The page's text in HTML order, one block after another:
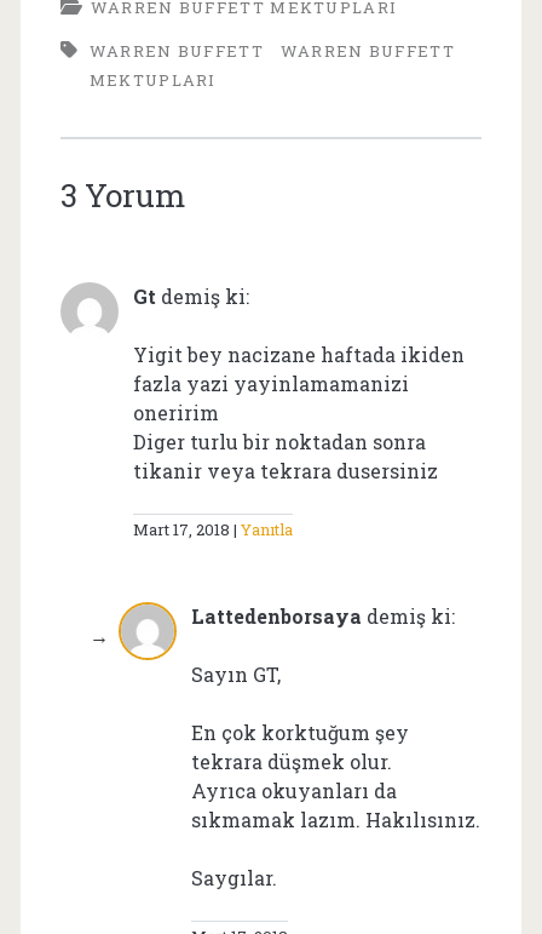
WARREN BUFFETT MEKTUPLARI
WARREN BUFFETT
WARREN BUFFETT
MEKTUPLARI
3 Yorum
Gt demiş ki:
Yigit bey nacizane haftada ikiden
fazla yazi yayinlamamanizi
oneririm
Diger turlu bir noktadan sonra
tikanir veya tekrara dusersiniz
Mart 17, 2018 Yanıtla
Lattedenborsaya demiş ki:
Sayın GT,
En çok korktuğum şey
tekrara düşmek olur.
Ayrıca okuyanları da
sıkmamak lazım. Hakılısınız.
Saygılar.